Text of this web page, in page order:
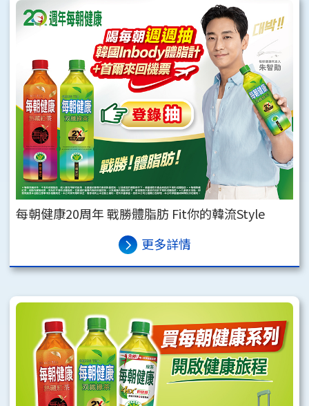
每朝健康20周年 戰勝體脂肪 Fit你的韓流Style
更多詳情